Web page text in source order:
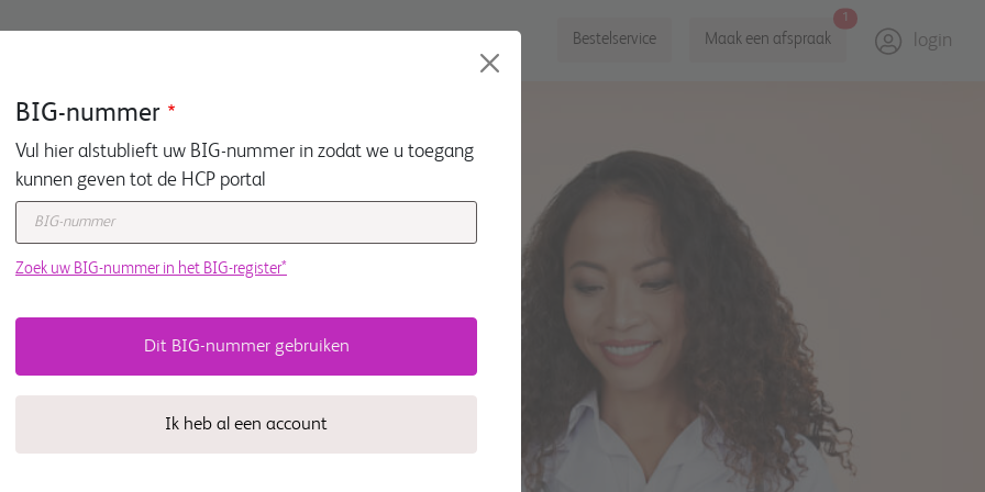
Bestelservice Maak een afspraak
1
login
voor
uitgebreide
BIG-nummer
Vul hier alstublieft uw BIG-nummer in zodat we u toegang
kunnen geven tot de HCP portal
Zoek uw BIG-nummer in het BIG-register*
Ik heb al een account